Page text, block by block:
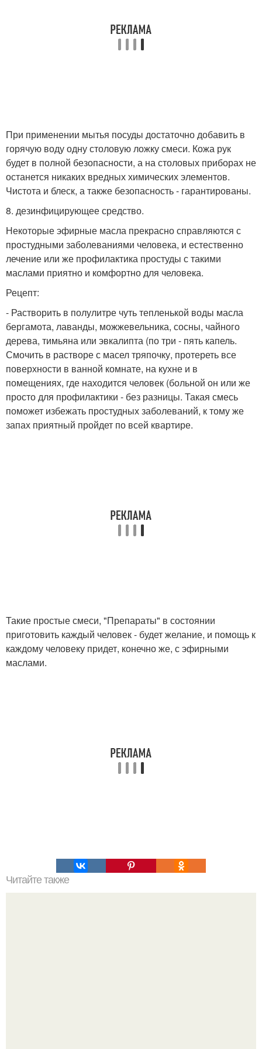
При применении мытья посуды достаточно добавить в
горячую воду одну столовую ложку смеси. Кожа рук
будет в полной безопасности, а на столовых приборах не
останется никаких вредных химических элементов.
Чистота и блеск, а также безопасность - гарантированы.
8. дезинфицирующее средство.
Некоторые эфирные масла прекрасно справляются с
простудными заболеваниями человека, и естественно
лечение или же профилактика простуды с такими
маслами приятно и комфортно для человека.
Рецепт:
- Растворить в полулитре чуть тепленькой воды масла
бергамота, лаванды, можжевельника, сосны, чайного
дерева, тимьяна или эвкалипта (по три - пять капель.
Смочить в растворе с масел тряпочку, протереть все
поверхности в ванной комнате, на кухне и в
помещениях, где находится человек (больной он или же
просто для профилактики - без разницы. Такая смесь
поможет избежать простудных заболеваний, к тому же
запах приятный пройдет по всей квартире.
Такие простые смеси, "Препараты" в состоянии
приготовить каждый человек - будет желание, и помощь к
каждому человеку придет, конечно же, с эфирными
маслами.
Читайте также